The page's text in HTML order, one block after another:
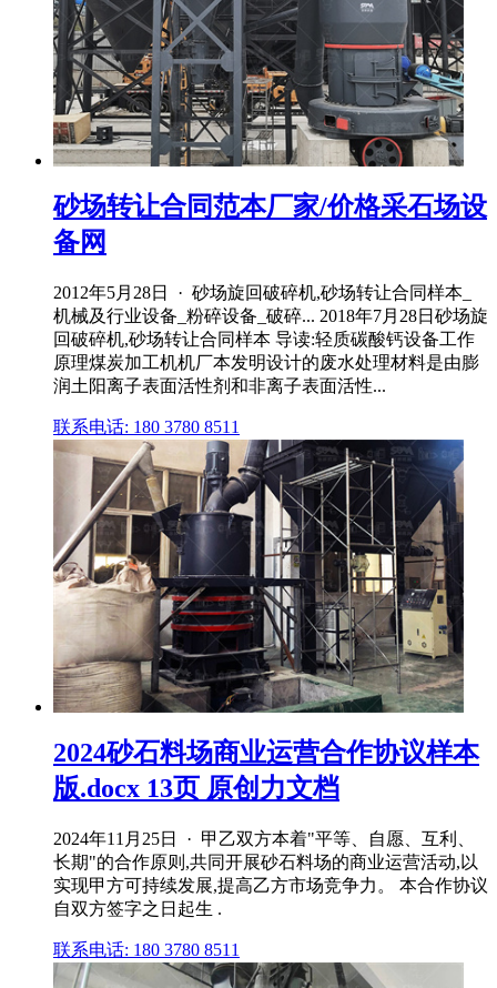
砂场转让合同范本厂家/价格采石场设
备网
2012年5月28日 · 砂场旋回破碎机,砂场转让合同样本_
机械及行业设备_粉碎设备_破碎... 2018年7月28日砂场旋
回破碎机,砂场转让合同样本 导读:轻质碳酸钙设备工作
原理煤炭加工机机厂本发明设计的废水处理材料是由膨
润土阳离子表面活性剂和非离子表面活性...
联系电话: 180 3780 8511
2024砂石料场商业运营合作协议样本
版.docx 13页 原创力文档
2024年11月25日 · 甲乙双方本着"平等、自愿、互利、
长期"的合作原则,共同开展砂石料场的商业运营活动,以
实现甲方可持续发展,提高乙方市场竞争力。 本合作协议
自双方签字之日起生 .
联系电话: 180 3780 8511